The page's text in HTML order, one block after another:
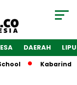
DAERAH